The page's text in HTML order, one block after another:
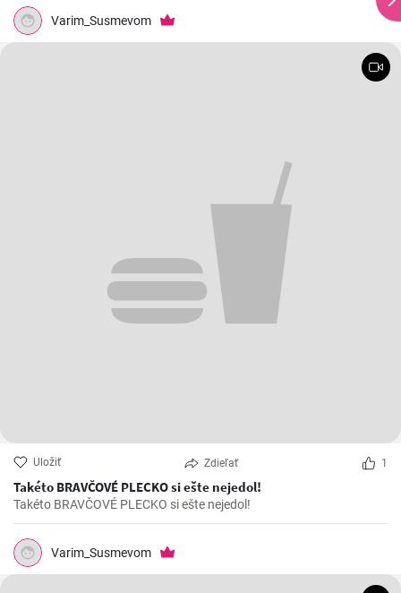
Varim_Susmevom
Uložiť Zdieľať 1
Takéto BRAVČOVÉ PLECKO si ešte nejedol!
Takéto BRAVČOVÉ PLECKO si ešte nejedol!
Varim_Susmevom